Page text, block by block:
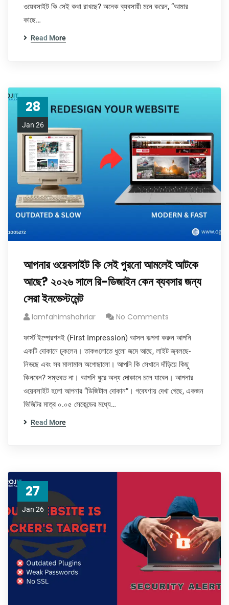
ওয়েবসাইট কি সেই কথা রাখছে? অনেক ব্যবসায়ী মনে করেন, “আমার
কাছে…
Read More
28
Jan 26
আপনার ওয়েবসাইট কি সেই পুরনো আমলেই আটকে
আছে? ২০২৬ সালে রি-ডিজাইন কেন ব্যবসার জন্য
সেরা ইনভেস্টমেন্ট
Iamfahimshahriar No Comments
ফার্স্ট ইম্প্রেশনই (First Impression) আসল কল্পনা করুন আপনি
একটি দোকানে ঢুকলেন। তাকগুলোতে ধুলো জমে আছে, লাইট জ্বলছে-
নিভছে এবং সব মালামাল অগোছালো। আপনি কি সেখানে দাঁড়িয়ে কিছু
কিনবেন? সম্ভবত না। আপনি ঘুরে অন্য দোকানে চলে যাবেন। আপনার
ওয়েবসাইট হলো আপনার “ডিজিটাল দোকান”। গবেষণায় দেখা গেছে, একজন
ভিজিটর মাত্র ০.০৫ সেকেন্ডের মধ্যে…
Read More
27
Jan 26